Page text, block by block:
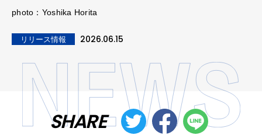
photo：Yoshika Horita
リリース情報 2026.06.15
SHARE